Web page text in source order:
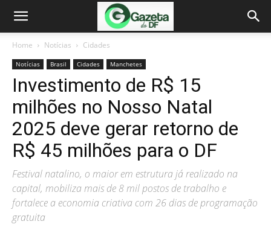
Home Notícias Cidades
Notícias Brasil Cidades Manchetes
Investimento de R$ 15
milhões no Nosso Natal
2025 deve gerar retorno de
R$ 45 milhões para o DF
Festival natalino, o maior em estrutura já realizado na
capital, mobiliza mais de 8 mil postos de trabalho e
fortalece a economia criativa com 26 dias de programação
gratuita